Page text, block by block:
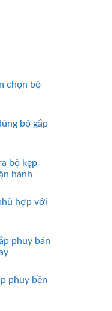
chọn bộ
bộ gắp
bộ kẹp
hành
hợp với
phuy bán
phuy bền